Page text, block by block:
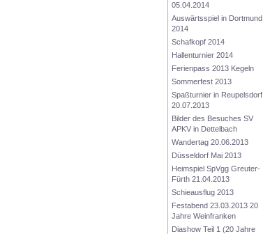
05.04.2014
Auswärtsspiel in Dortmund
2014
Schafkopf 2014
Hallenturnier 2014
Ferienpass 2013 Kegeln
Sommerfest 2013
Spaßturnier in Reupelsdorf
20.07.2013
Bilder des Besuches SV
APKV in Dettelbach
Wandertag 20.06.2013
Düsseldorf Mai 2013
Heimspiel SpVgg Greuter-
Fürth 21.04.2013
Schieausflug 2013
Festabend 23.03.2013 20
Jahre Weinfranken
Diashow Teil 1 (20 Jahre